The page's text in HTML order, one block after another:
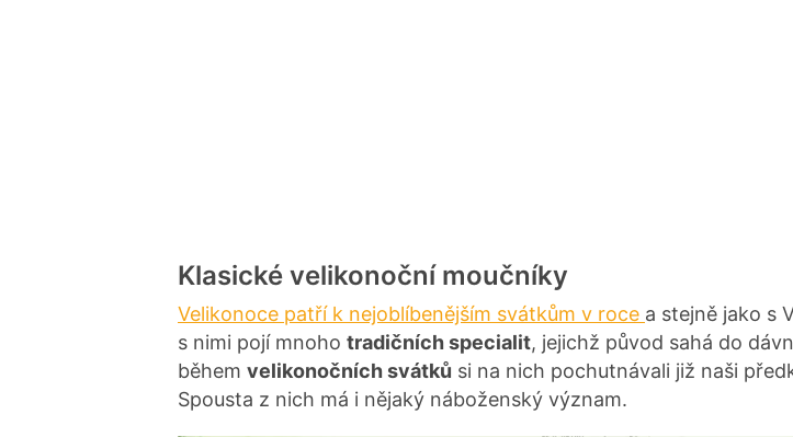
Klasické velikonoční moučníky
Velikonoce patří k nejoblíbenějším svátkům v roce a stejně jako s
s nimi pojí mnoho tradičních specialit, jejichž původ sahá do
během velikonočních svátků si na nich pochutnávali již naši
Spousta z nich má i nějaký náboženský význam.